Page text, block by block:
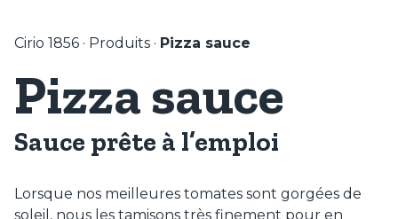
Cirio 1856 · Produits · Pizza sauce
Pizza sauce
Sauce prête à l’emploi
Lorsque nos meilleures tomates sont gorgées de
soleil, nous les tamisons très finement pour en